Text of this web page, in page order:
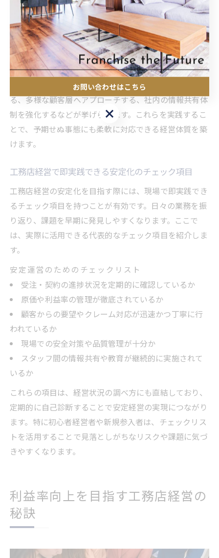
ノウハウは、受注減少リスクへの有効な対策となりま
す。具体的には、住宅業界コンサルティングとの連携
や、経営状況調査を定期的に実施することで、早期にリ
スクを察知し、適切なアクションを取ることが可能で
す。
リスク回避の工夫としては、複数の受注経路を確保す
る、多様な顧客層へアプローチする、社内の情報共有体
制を強化するなどが挙げられます。これらを実践するこ
とで、予期せぬ事態にも柔軟に対応できる経営体質を築
けます。
工務店経営で即実践できる安定化のチェック項目
工務店経営の安定化を目指す際には、現場で即実践でき
るチェック項目を持つことが有効です。日々の業務を振
り返り、課題を早期に発見しやすくなります。ここで
は、実際に活用できる代表的なチェック項目を紹介しま
す。
安定運営のためのチェックリスト
受注・契約の進捗状況を定期的に確認しているか
原価や利益率の管理が徹底されているか
顧客からの要望やクレーム対応が迅速かつ丁寧に行
われているか
現場での安全対策や品質管理が十分か
スタッフ間の情報共有や教育が継続的に実施されて
いるか
これらの項目は、経営状況の調べ方にも直結しており、
定期的に自己診断することで安定経営の実現につながり
ます。特に初心者経営者や新規参入者は、チェックリス
トを活用することで見落としがちなリスクや課題に気づ
きやすくなります。
利益率向上を目指す工務店経営の
秘訣
お問い合わせはこちら
お問い合わせはこちら